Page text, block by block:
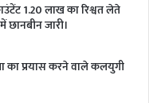
1.20 लाख का रिश्वत लेते
जारी।
का प्रयास करने वाले कलयुगी